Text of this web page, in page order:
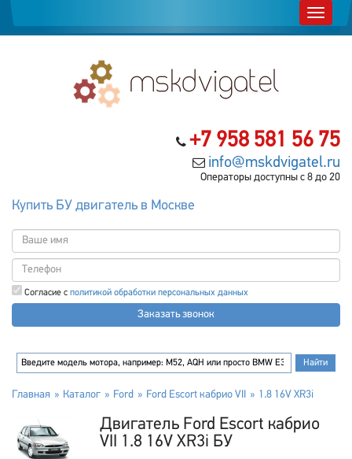
+7 958 581 56 75
info@mskdvigatel.ru
Операторы доступны с 8 до 20
Купить БУ двигатель в Москве
Согласие с политикой обработки персональных данных
Заказать звонок
Главная Каталог Ford Ford Escort кабрио VII 1.8 16V XR3i
Двигатель Ford Escort кабрио
VII 1.8 16V XR3i БУ